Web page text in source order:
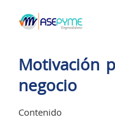
Motivación
negocio
Contenido